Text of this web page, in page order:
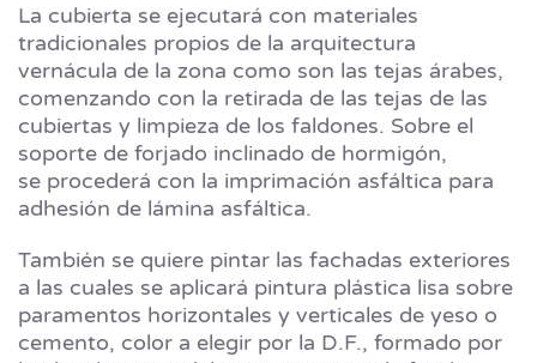
La cubierta se ejecutará con materiales
tradicionales propios de la arquitectura
vernácula de la zona como son las tejas árabes,
comenzando con la retirada de las tejas de las
cubiertas y limpieza de los faldones. Sobre el
soporte de forjado inclinado de hormigón,
se procederá con la imprimación asfáltica para
adhesión de lámina asfáltica.
También se quiere pintar las fachadas exteriores
a las cuales se aplicará pintura plástica lisa sobre
paramentos horizontales y verticales de yeso o
cemento, color a elegir por la D.F., formado por